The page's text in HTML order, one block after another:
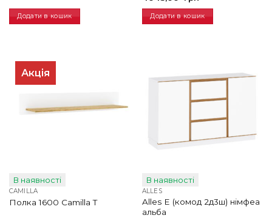
Додати в кошик
5129,00
грн.
4045,00
грн.
Додати в кошик
Акція
В наявності
CAMILLA
Полка 1600 Camilla T
В наявності
ALLES
Alles E (комод 2д3ш) німфеа
альба